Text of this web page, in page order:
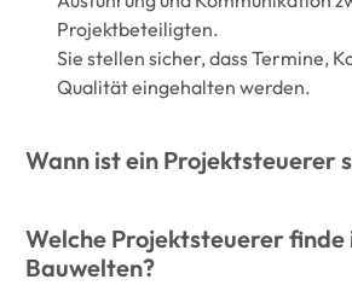
Projektbeteiligten.
Sie stellen sicher, dass Termine,
Qualität eingehalten werden.
Wann ist ein Projektsteuerer
Welche Projektsteuerer finde
Bauwelten?